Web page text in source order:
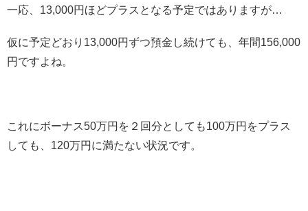
一応、13,000円ほどプラスとなる予定ではありますが…
仮に予定どおり13,000円ずつ預金し続けても、年間156,000
円ですよね。
これにボーナス50万円を２回分としても100万円をプラス
しても、120万円に満たない状況です。